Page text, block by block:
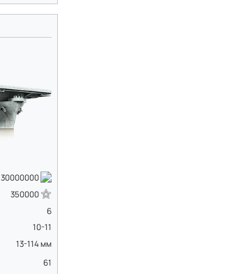
30000000
350000
6
10-11
13-114мм
61